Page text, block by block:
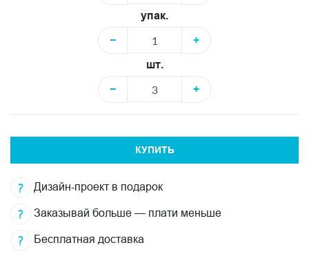
упак.
−
+
шт.
−
+
КУПИТЬ
Дизайн-проект в подарок
Заказывай больше — плати меньше
Бесплатная доставка